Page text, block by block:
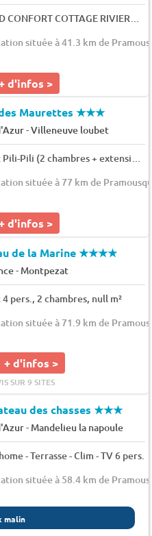
GRAND CONFORT COTTAGE RIVIERA CLIMATISÉ 6 pers.
située à 41.3 km de
d'infos >
Maurettes★★★
-Villeneuve loubet
Chalet Pili-Pili (2 chambres + extension) 7 pers.
située à 77 km de
d'infos >
de la Marine★★★★
- Montpezat
pers., 2 chambres, null m²
située à 71.9 km de
+ d'infos >
SUR 9 SITES
des chasses★★★
- Mandelieu la napoule
- Terrasse - Clim - TV 6 pers.
située à 58.4 km de
malin